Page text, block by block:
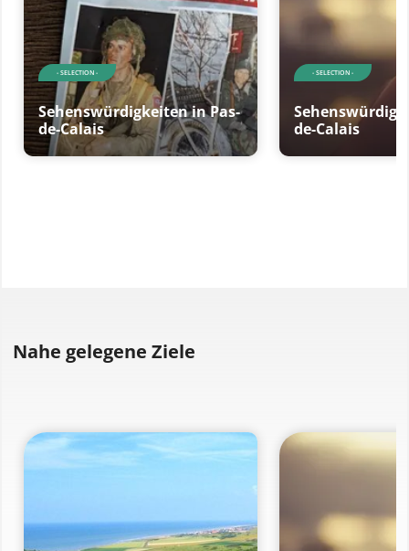
- SELECTION -
Sehenswürdigkeiten in Pas-
de-Calais
- SELECTION -
de-Calais
Nahe gelegene Ziele